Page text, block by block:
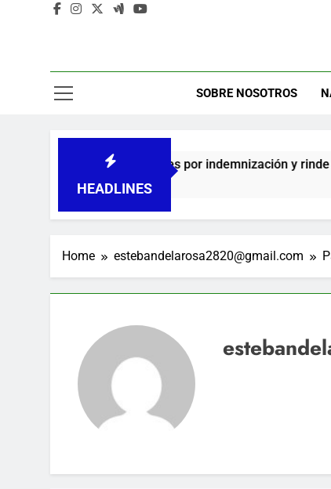
SOBRE NOSOTROS
HEADLINES
cheques por indemnización y rinde cuentas de sus
Home estebandelarosa2820@gmail.com